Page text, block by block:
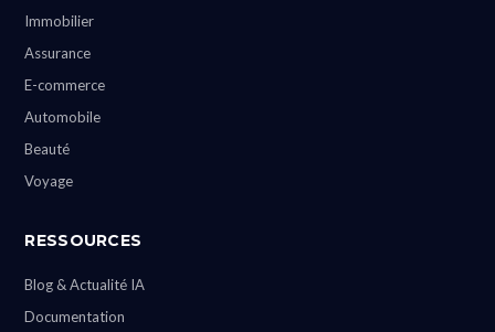
Immobilier
Assurance
E-commerce
Automobile
Beauté
Voyage
RESSOURCES
Blog & Actualité IA
Documentation